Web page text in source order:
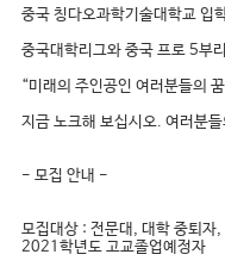
중국 칭다오과학기술대학교 입
중국대학리그와 중국 프로 5부
“미래의 주인공인 여러분들의
지금 노크해 보십시오. 여러분
- 모집 안내 -
모집대상 : 전문대, 대학 중퇴
2021학년도 고교졸업예정자